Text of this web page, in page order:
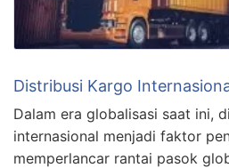
Distribusi Kargo
Dalam era globalisasi saat ini,
internasional menjadi faktor
memperlancar rantai pasok